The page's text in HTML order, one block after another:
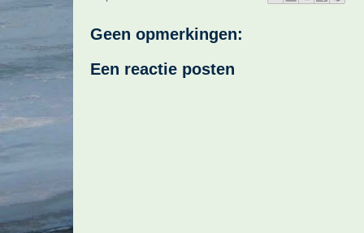
Geen opmerkingen:
Een reactie posten